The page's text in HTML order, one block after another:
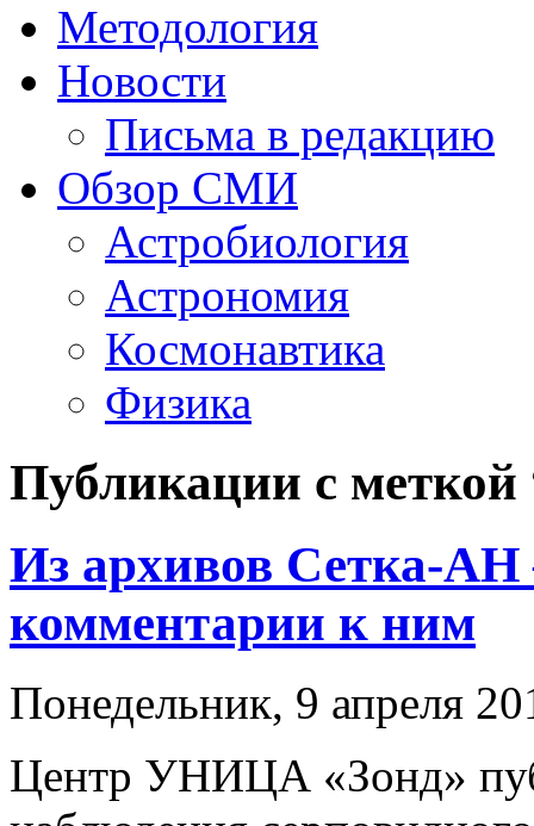
Методология
Новости
Письма в редакцию
Обзор СМИ
Астробиология
Астрономия
Космонавтика
Физика
Публикации с
Из архивов Сетка-
комментарии к ним
Понедельник, 9 апреля
Центр УНИЦА «Зонд»